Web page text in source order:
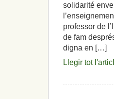
solidarité
professor de
de fam
digna en […]
Llegir tot